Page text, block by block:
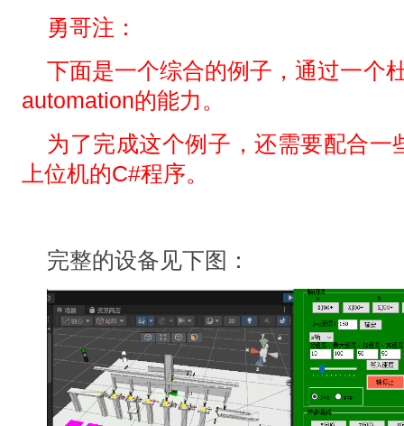
勇哥注：
下面是一个综合的例子，通过一个
automation的能力。
为了完成这个例子，还需要配合一
上位机的C#程序。
完整的设备见下图：